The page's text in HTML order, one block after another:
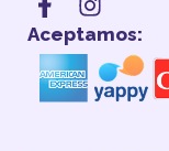
Aceptamos: